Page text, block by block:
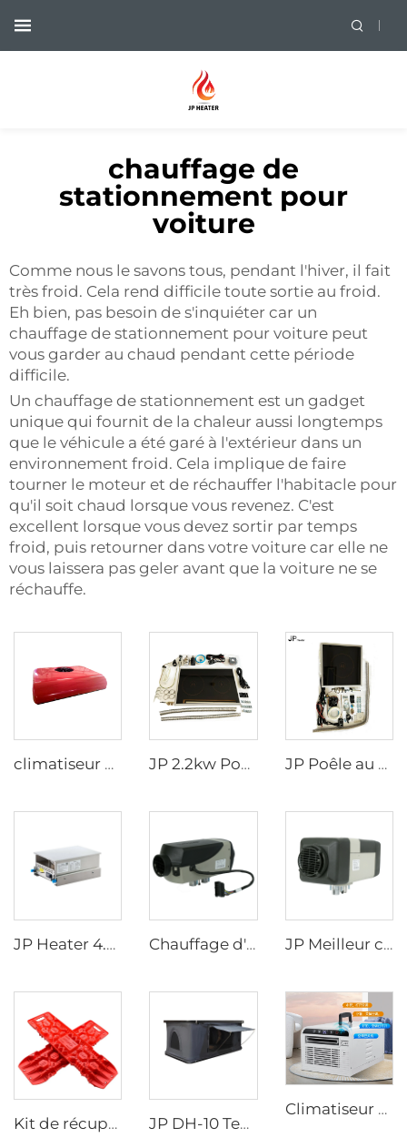
chauffage de
stationnement pour
voiture
Comme nous le savons tous, pendant l'hiver, il fait
très froid. Cela rend difficile toute sortie au froid.
Eh bien, pas besoin de s'inquiéter car un
chauffage de stationnement pour voiture peut
vous garder au chaud pendant cette période
difficile.
Un chauffage de stationnement est un gadget
unique qui fournit de la chaleur aussi longtemps
que le véhicule a été garé à l'extérieur dans un
environnement froid. Cela implique de faire
tourner le moteur et de réchauffer l'habitacle pour
qu'il soit chaud lorsque vous revenez. C'est
excellent lorsque vous devez sortir par temps
froid, puis retourner dans votre voiture car elle ne
vous laissera pas geler avant que la voiture ne se
réchauffe.
climatiseur de stationnement alimenté par batterie 12V pour cabine de tracteur et sommeil du camion JP 2.2kw Poêle au diesel Cuisinière Plaque chauffante pour cuisson Poêle à fuel diesel JP Poêle au diesel Cuisinière Plaque chauffante pour cuisson dans un camping-car, bateau, similaire à Wallas
JP Heater 4.5KW Poêle au diesel 12V Cuisinière pour camping-car avec plaque amovible pour cuisinière RV Chauffage d'air stationnaire JP 2.2KW 12V Chauffage au gaz pour voiture, camion, bateau, camping-car, caravane JP Meilleur chauffage à air Lpg 4KW 24V Chauffage de stationnement pour camping-car, bateau et voiture
Kit de récupération de traction pour planche d'évasion inter-pays Planche de récupération Traction Tracks Mat pour voiture Jeep hors route JP DH-10 Tente de toit pliable Coque rigide Tente de toit pour voiture SUV Véhicules tout-terrain
Climatiseur portable main Main Design moderne 220V pour camping Voyages en voiture Stationnement camion Climatisation mobile Utilisation